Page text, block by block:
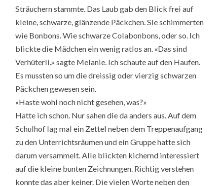
Sträuchern stammte. Das Laub gab den Blick frei auf
kleine, schwarze, glänzende Päckchen. Sie schimmerten
wie Bonbons. Wie schwarze Colabonbons, oder so. Ich
blickte die Mädchen ein wenig ratlos an. «Das sind
Verhüterli.» sagte Melanie. Ich schaute auf den Haufen.
Es mussten so um die dreissig oder vierzig schwarzen
Päckchen gewesen sein.
«Haste wohl noch nicht gesehen, was?»
Hatte ich schon. Nur sahen die da anders aus. Auf dem
Schulhof lag mal ein Zettel neben dem Treppenaufgang
zu den Unterrichtsräumen und ein Gruppe hatte sich
darum versammelt. Alle blickten kichernd interessiert
auf die kleine bunten Zeichnungen. Richtig verstehen
konnte das aber keiner. Die vielen Worte neben den